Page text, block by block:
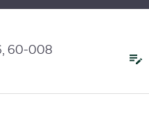
60-008